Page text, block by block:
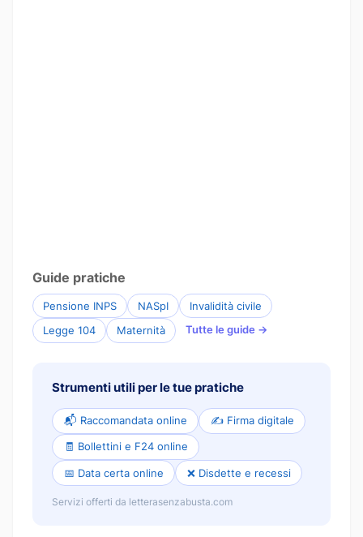
Guide pratiche
Pensione INPS NASpI
Invalidità civile
Legge 104
Maternità Tutte le guide →
Strumenti utili per le tue pratiche
📬 Raccomandata online ✍️ Firma digitale
🧾 Bollettini e F24 online
📅 Data certa online ❌ Disdette e recessi
Servizi offerti da letterasenzabusta.com